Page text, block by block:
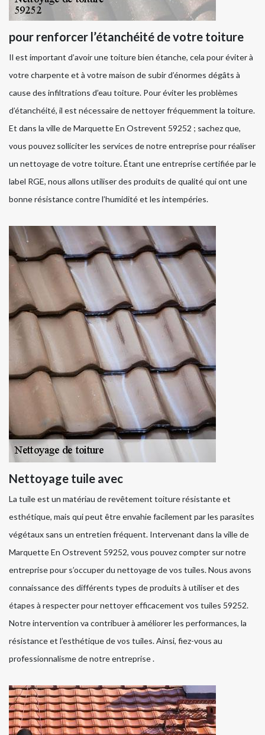
pour renforcer l’étanchéité de votre toiture
Il est important d’avoir une toiture bien étanche, cela pour éviter à
votre charpente et à votre maison de subir d’énormes dégâts à
cause des infiltrations d’eau toiture. Pour éviter les problèmes
d’étanchéité, il est nécessaire de nettoyer fréquemment la toiture.
Et dans la ville de Marquette En Ostrevent 59252 ; sachez que,
vous pouvez solliciter les services de notre entreprise pour réaliser
un nettoyage de votre toiture. Étant une entreprise certifiée par le
label RGE, nous allons utiliser des produits de qualité qui ont une
bonne résistance contre l’humidité et les intempéries.
Nettoyage tuile avec
La tuile est un matériau de revêtement toiture résistante et
esthétique, mais qui peut être envahie facilement par les parasites
végétaux sans un entretien fréquent. Intervenant dans la ville de
Marquette En Ostrevent 59252, vous pouvez compter sur notre
entreprise pour s’occuper du nettoyage de vos tuiles. Nous avons
connaissance des différents types de produits à utiliser et des
étapes à respecter pour nettoyer efficacement vos tuiles 59252.
Notre intervention va contribuer à améliorer les performances, la
résistance et l’esthétique de vos tuiles. Ainsi, fiez-vous au
professionnalisme de notre entreprise .